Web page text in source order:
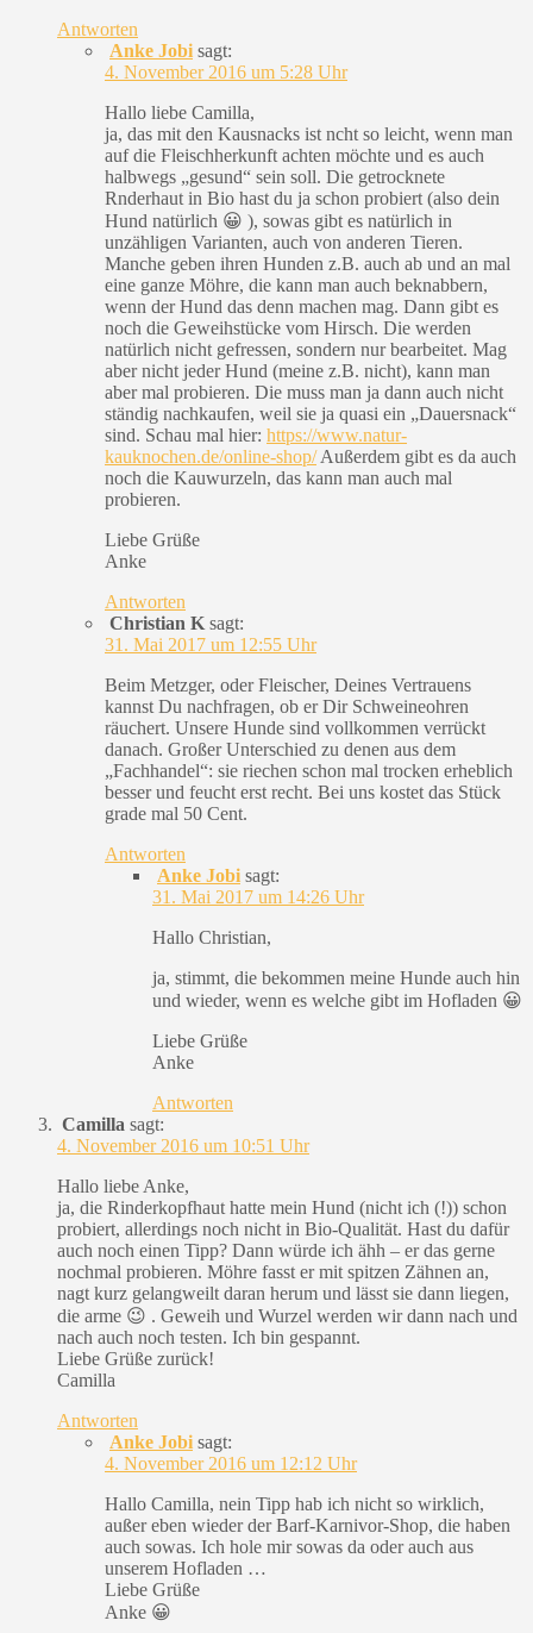
Antworten
Anke Jobi sagt:
4. November 2016 um 5:28 Uhr
Hallo liebe Camilla,
ja, das mit den Kausnacks ist ncht so leicht, wenn man
auf die Fleischherkunft achten möchte und es auch
halbwegs „gesund“ sein soll. Die getrocknete
Rnderhaut in Bio hast du ja schon probiert (also dein
Hund natürlich 😀 ), sowas gibt es natürlich in
unzähligen Varianten, auch von anderen Tieren.
Manche geben ihren Hunden z.B. auch ab und an mal
eine ganze Möhre, die kann man auch beknabbern,
wenn der Hund das denn machen mag. Dann gibt es
noch die Geweihstücke vom Hirsch. Die werden
natürlich nicht gefressen, sondern nur bearbeitet. Mag
aber nicht jeder Hund (meine z.B. nicht), kann man
aber mal probieren. Die muss man ja dann auch nicht
ständig nachkaufen, weil sie ja quasi ein „Dauersnack“
sind. Schau mal hier: https://www.natur-
kauknochen.de/online-shop/Außerdem gibt es da auch
noch die Kauwurzeln, das kann man auch mal
probieren.
Liebe Grüße
Anke
Antworten
Christian K sagt:
31. Mai 2017 um 12:55 Uhr
Beim Metzger, oder Fleischer, Deines Vertrauens
kannst Du nachfragen, ob er Dir Schweineohren
räuchert. Unsere Hunde sind vollkommen verrückt
danach. Großer Unterschied zu denen aus dem
„Fachhandel“: sie riechen schon mal trocken erheblich
besser und feucht erst recht. Bei uns kostet das Stück
grade mal 50 Cent.
Antworten
Anke Jobi sagt:
31. Mai 2017 um 14:26 Uhr
Hallo Christian,
ja, stimmt, die bekommen meine Hunde auch hin
und wieder, wenn es welche gibt im Hofladen 😀
Liebe Grüße
Anke
Antworten
Camilla sagt:
4. November 2016 um 10:51 Uhr
Hallo liebe Anke,
ja, die Rinderkopfhaut hatte mein Hund (nicht ich (!)) schon
probiert, allerdings noch nicht in Bio-Qualität. Hast du dafür
auch noch einen Tipp? Dann würde ich ähh – er das gerne
nochmal probieren. Möhre fasst er mit spitzen Zähnen an,
nagt kurz gelangweilt daran herum und lässt sie dann liegen,
die arme 😉 . Geweih und Wurzel werden wir dann nach und
nach auch noch testen. Ich bin gespannt.
Liebe Grüße zurück!
Camilla
Antworten
Anke Jobi sagt:
4. November 2016 um 12:12 Uhr
Hallo Camilla, nein Tipp hab ich nicht so wirklich,
außer eben wieder der Barf-Karnivor-Shop, die haben
auch sowas. Ich hole mir sowas da oder auch aus
unserem Hofladen …
Liebe Grüße
Anke 😀